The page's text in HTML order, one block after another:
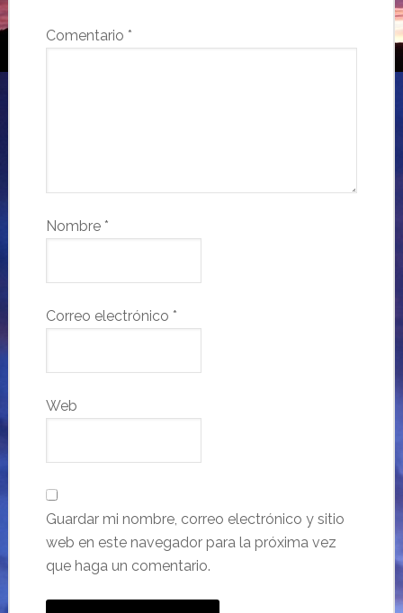
Comentario *
Nombre *
Correo electrónico *
Web
Guardar mi nombre, correo electrónico y sitio
web en este navegador para la próxima vez
que haga un comentario.